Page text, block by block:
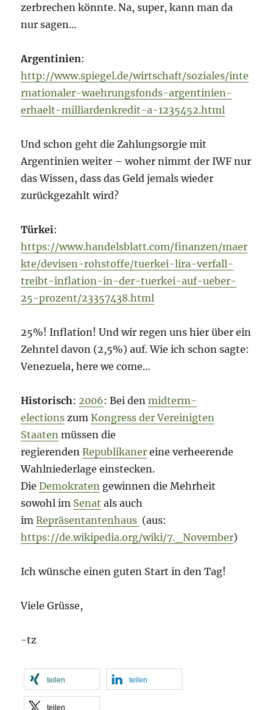
zerbrechen könnte. Na, super, kann man da
nur sagen…
Argentinien:
http://www.spiegel.de/wirtschaft/soziales/inte
rnationaler-waehrungsfonds-argentinien-
erhaelt-milliardenkredit-a-1235452.html
Und schon geht die Zahlungsorgie mit
Argentinien weiter – woher nimmt der IWF nur
das Wissen, dass das Geld jemals wieder
zurückgezahlt wird?
Türkei:
https://www.handelsblatt.com/finanzen/maer
kte/devisen-rohstoffe/tuerkei-lira-verfall-
treibt-inflation-in-der-tuerkei-auf-ueber-
25-prozent/23357438.html
25%! Inflation! Und wir regen uns hier über ein
Zehntel davon (2,5%) auf. Wie ich schon sagte:
Venezuela, here we come…
Historisch: 2006: Bei denmidterm-
elections zumKongress der Vereinigten
Staaten müssen die
regierendenRepublikaner eine verheerende
Wahlniederlage einstecken.
DieDemokraten gewinnen die Mehrheit
sowohl im Senat als auch
imRepräsentantenhaus (aus:
https://de.wikipedia.org/wiki/7._November)
Ich wünsche einen guten Start in den Tag!
Viele Grüsse,
-tz
teilen teilen
teilen